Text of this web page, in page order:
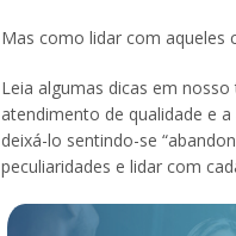
Mas como lidar com aqueles
Leia algumas dicas em nosso
atendimento de qualidade e
deixá-lo sentindo-se
peculiaridades e lidar com